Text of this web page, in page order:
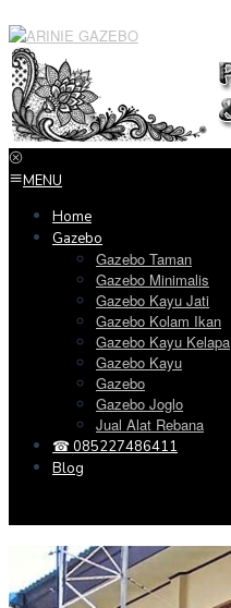
ke
konten
MENU
Home
Gazebo
Gazebo Taman
Gazebo Minimalis
Gazebo Kayu Jati
Gazebo Kolam Ikan
Gazebo Kayu Kelapa
Gazebo Kayu
Gazebo
Gazebo Joglo
Jual Alat Rebana
☎ 085227486411
Blog